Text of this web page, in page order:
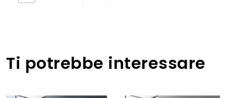
Ti potrebbe interessare